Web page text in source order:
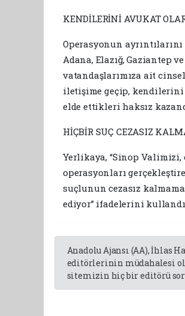
KENDİLERİNİ AVUKAT
Operasyonun
Adana, Elazığ, Gaziantep
vatandaşlarımıza ait
iletişime geçip,
elde ettikleri haksız
HİÇBİR SUÇ CEZASIZ
Yerlikaya, “Sinop Valimizi,
operasyonları
suçlunun cezasız
ediyor” ifadelerini
Anadolu Ajansı (AA), İhlas
editörlerinin müdahalesi
sitemizin hiç bir editörü